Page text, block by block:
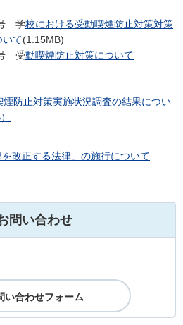
学校における受動喫煙防止対策対策
いて(1.15MB)
受動喫煙防止対策について
煙防止対策実施状況調査の結果につい
を改正する法律」の施行について
問い合わせ